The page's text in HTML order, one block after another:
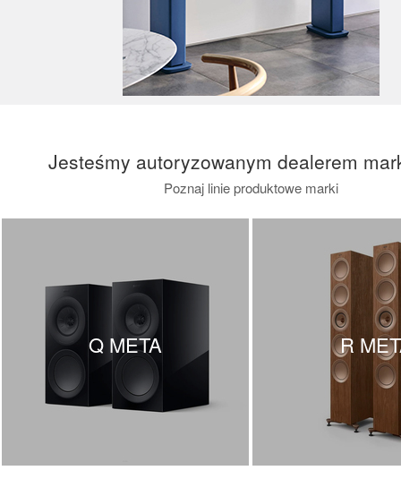
Jesteśmy autoryzowanym dealerem
Poznaj linie produktowe marki
Q META R